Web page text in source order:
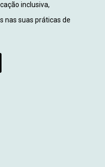
inclusiva,
nas suas práticas de